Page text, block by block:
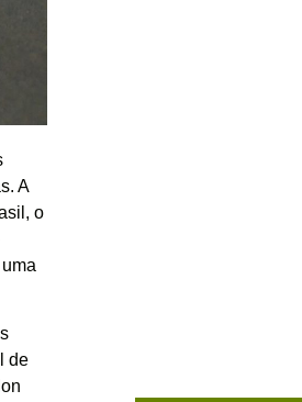
A
o
de